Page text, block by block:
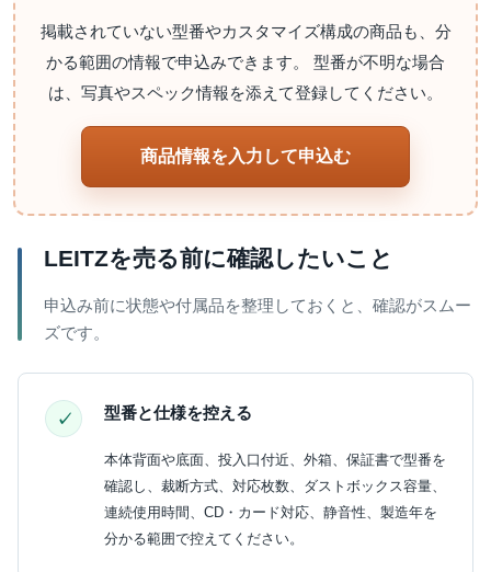
掲載されていない型番やカスタマイズ構成の商品も、分
かる範囲の情報で申込みできます。 型番が不明な場合
は、写真やスペック情報を添えて登録してください。
商品情報を入力して申込む
LEITZを売る前に確認したいこと
申込み前に状態や付属品を整理しておくと、確認がスムー
ズです。
型番と仕様を控える
本体背面や底面、投入口付近、外箱、保証書で型番を
確認し、裁断方式、対応枚数、ダストボックス容量、
連続使用時間、CD・カード対応、静音性、製造年を
分かる範囲で控えてください。